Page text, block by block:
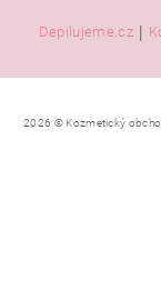
Depilujeme.cz |
2026 © Kozmetický